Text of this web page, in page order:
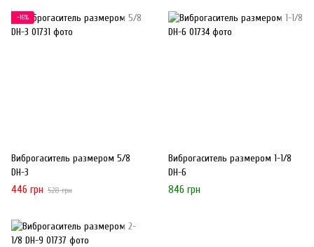
−16%
Виброгаситель размером 5/8
DH-3
446 грн 528 грн
Виброгаситель размером 1-1/8
DH-6
846 грн